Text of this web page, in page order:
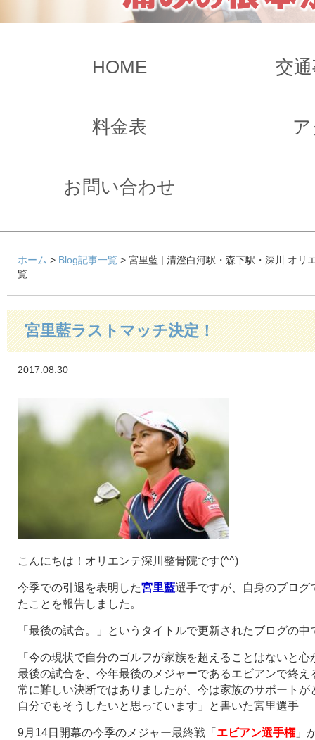
HOME 交
料金表
お問い合わせ
ホーム > Blog記事一覧 > 宮里藍 | 清澄白河駅・森下駅・深川 オリ
覧
宮里藍ラストマッチ決定！
2017.08.30
こんにちは！オリエンテ深川整骨院です(^^)
今季での引退を表明した宮里藍選手ですが、自身のブログ
たことを報告しました。
「最後の試合。」というタイトルで更新されたブログの中
「今の現状で自分のゴルフが家族を超えることはないと
最後の試合を、今年最後のメジャーであるエビアンで終え
常に難しい決断ではありましたが、今は家族のサポートが
自分でもそうしたいと思っています」と書いた宮里選手
9月14日開幕の今季のメジャー最終戦「 エビアン選手権」